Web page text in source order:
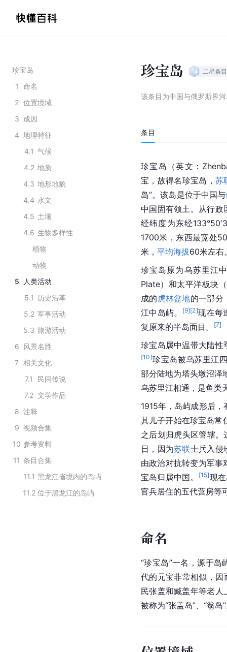
珍宝岛
1
命名
2 位置境域
3
成因
4 地理特征
4.1 气候
4.2 地质
4.3 地形地貌
4.4 水文
4.5 土壤
4.6 生物多样性
植物
动物
5
人类活动
5.1
历史沿革
5.2 军事活动
5.3 旅游活动
6
风景名胜
7 相关文化
7.1
民间传说
7.2 文学作品
8 注释
9 视频合集
10 参考资料
11 条目合集
11.1 黑龙江省境内的岛屿
11.2 位于黑龙江的岛屿
珍宝岛 二星条目
该条目为中国与俄罗斯界
条目
珍宝岛（英文：
宝，故得名珍宝岛，苏
岛”。该岛是位于中国与
中国固有领土。从行
经纬度为东经
1700米，东西最宽处
米， 平均海拔60米左右
珍宝岛原为乌苏里江
Plate）和太平洋板块
成的 虎林盆地的一部分
江中岛屿。
[9][2]现在每
复原来的半岛面目。
[7]
珍宝岛属中温带大陆性
[10]珍宝岛被乌苏里江
部分陆地为塔头墩沼泽
乌苏里江相通，是鱼类
1915年，岛屿成形后
其儿子开始在珍宝岛常
之后划归虎头区管辖
日，因为苏联士兵入侵
由政治对抗转变为军事
宝岛归属中国。
[15]现
官兵居住的五代营房等
命名
“珍宝岛”一名，源于
代的元宝非常相似，因
民张盖和臧盖年等老
被称为“张盖岛”、“翁岛